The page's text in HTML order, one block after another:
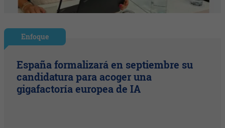
Enfoque
España formalizará en septiembre su
candidatura para acoger una
gigafactoría europea de IA